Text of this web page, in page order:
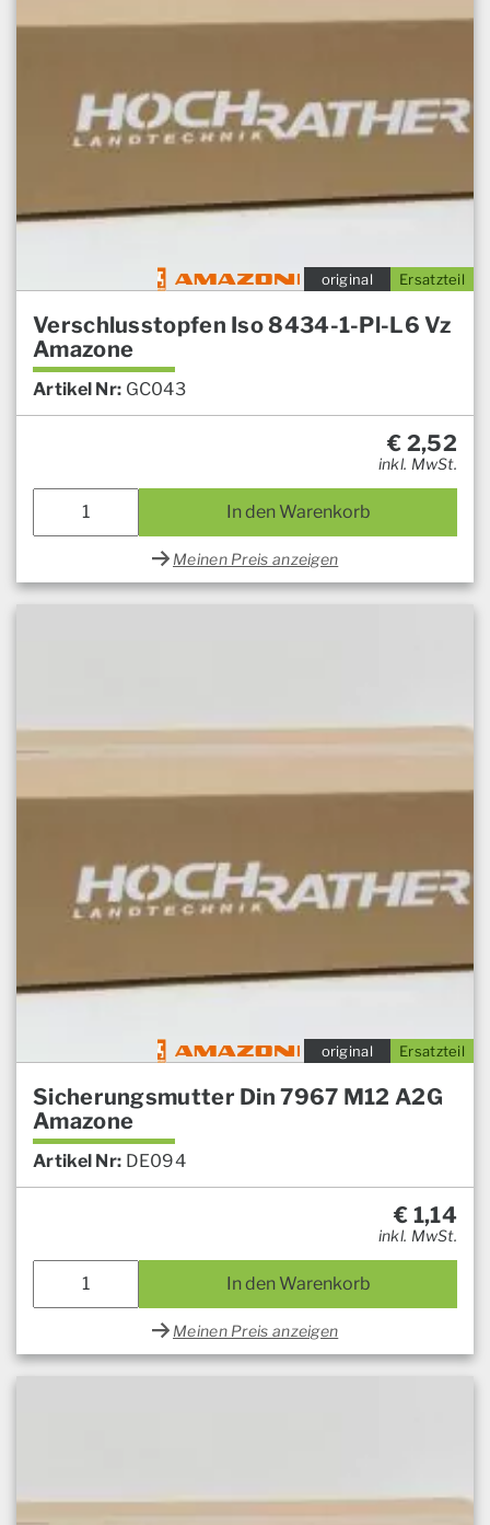
Ersatzteil
original
Verschlusstopfen Iso 8434-1-Pl-L6 Vz
Amazone
Artikel Nr: GC043
€ 2,52
inkl. MwSt.
In den Warenkorb
Meinen Preis anzeigen
Ersatzteil
original
Sicherungsmutter Din 7967 M12 A2G
Amazone
Artikel Nr: DE094
€ 1,14
inkl. MwSt.
In den Warenkorb
Meinen Preis anzeigen